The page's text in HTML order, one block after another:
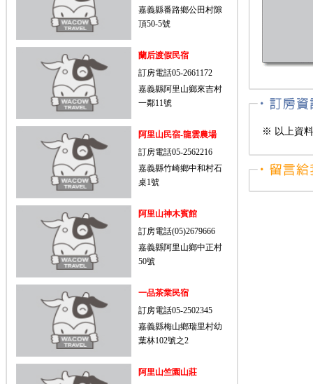
嘉義縣番路鄉公田村隙
頂50-5號
蘭后渡假民宿
訂房電話05-2661172
嘉義縣阿里山鄉來吉村
一鄰11號
阿里山民宿-龍雲農場
訂房電話05-2562216
嘉義縣竹崎鄉中和村石
桌1號
阿里山神木賓館
訂房電話(05)2679666
嘉義縣阿里山鄉中正村
50號
一品茶業民宿
訂房電話05-2502345
嘉義縣梅山鄉瑞里村幼
葉林102號之2
阿里山竺園山莊
※ 以上資